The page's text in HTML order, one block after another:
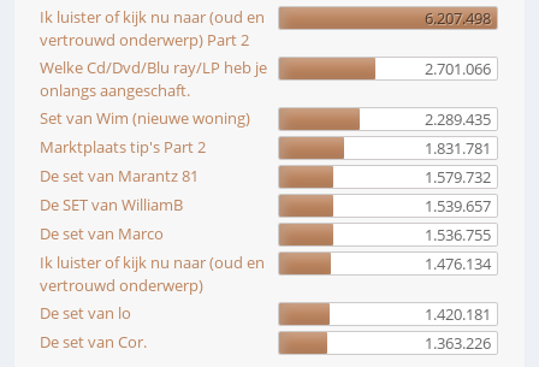
Ik luister of kijk nu naar (oud en
vertrouwd onderwerp) Part 2
6.207.498
Welke Cd/Dvd/Blu ray/LP heb je
onlangs aangeschaft.
2.701.066
Set van Wim (nieuwe woning)
2.289.435
Marktplaats tip's Part 2
1.831.781
De set van Marantz 81
1.579.732
De SET van WilliamB
1.539.657
De set van Marco
1.536.755
Ik luister of kijk nu naar (oud en
vertrouwd onderwerp)
1.476.134
De set van lo
1.420.181
De set van Cor.
1.363.226